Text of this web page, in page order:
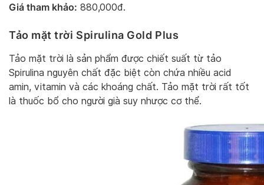
Giá tham khảo: 880,000đ.
Tảo mặt trời Spirulina Gold Plus
Tảo mặt trời là sản phẩm được chiết suất từ tảo
Spirulina nguyên chất đặc biệt còn chứa nhiều acid
amin, vitamin và các khoáng chất. Tảo mặt trời rất tốt
là thuốc bổ cho người già suy nhược cơ thể.